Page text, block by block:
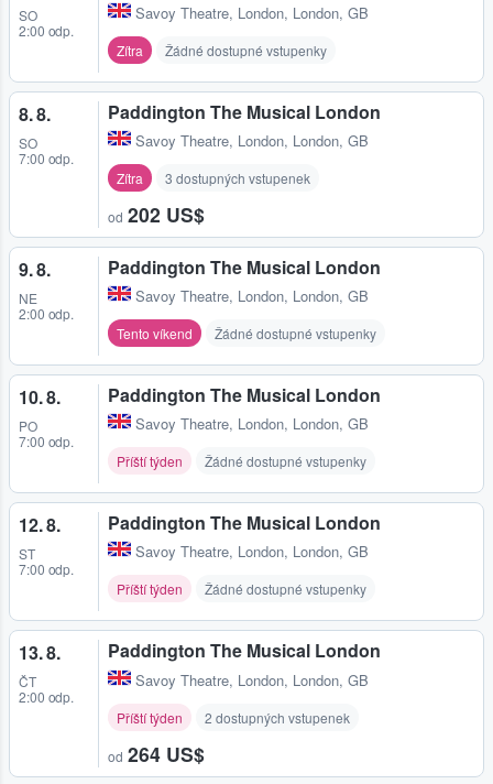
SO
2:00 odp.
Savoy Theatre, London, London, GB
Zítra Žádné dostupné vstupenky
8. 8.
SO
7:00 odp.
Paddington The Musical London
Savoy Theatre, London, London, GB
Zítra 3 dostupných vstupenek
od 202 US$
9. 8.
NE
2:00 odp.
Paddington The Musical London
Savoy Theatre, London, London, GB
Tento víkend Žádné dostupné vstupenky
10. 8.
PO
7:00 odp.
Paddington The Musical London
Savoy Theatre, London, London, GB
Příští týden Žádné dostupné vstupenky
12. 8.
ST
7:00 odp.
Paddington The Musical London
Savoy Theatre, London, London, GB
Příští týden Žádné dostupné vstupenky
13. 8.
ČT
2:00 odp.
Paddington The Musical London
Savoy Theatre, London, London, GB
Příští týden 2 dostupných vstupenek
od 264 US$